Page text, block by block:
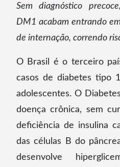
Sem diagnóstico
DM1 acabam entrando
de internação, correndo
O Brasil é o terceiro
casos de diabetes tipo
adolescentes. O
doença crônica, sem
deficiência de insulina
das células B do
desenvolve